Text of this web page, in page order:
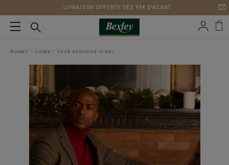
LIVRAISON OFFERTE DÈS 99€ D'ACHAT
Accueil Looks Look automne-hiver